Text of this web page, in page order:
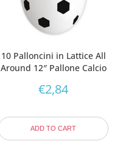
10 Palloncini in Lattice All
Around 12″ Pallone Calcio
€2,84
ADD TO CART